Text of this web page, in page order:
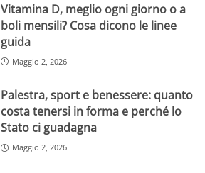
Vitamina D, meglio ogni giorno o a
boli mensili? Cosa dicono le linee
guida
Maggio 2, 2026
Palestra, sport e benessere: quanto
costa tenersi in forma e perché lo
Stato ci guadagna
Maggio 2, 2026